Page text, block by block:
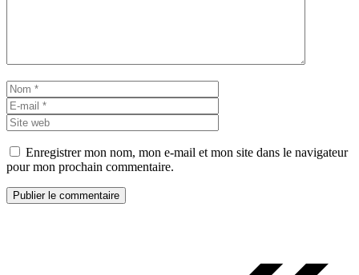
Nom
mail
web
Enregistrer mon nom, mon e-mail et mon site dans le navigateur
pour mon prochain commentaire.